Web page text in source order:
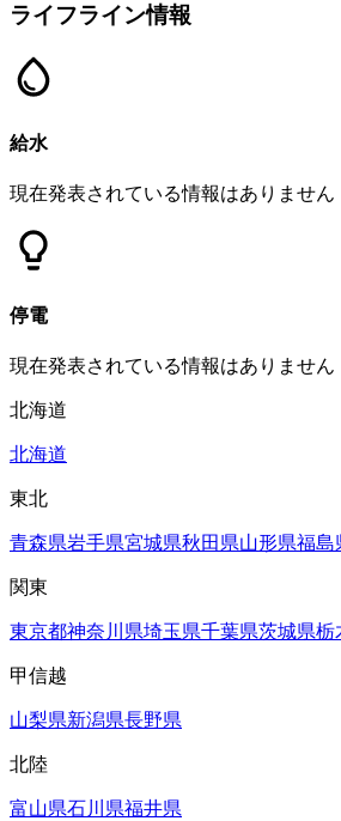
ライフライン情報
給水
現在発表されている情報はありません
停電
現在発表されている情報はありません
北海道
北海道
東北
青森県岩手県宮城県秋田県山形県福島
関東
東京都神奈川県埼玉県千葉県茨城県栃
甲信越
山梨県新潟県長野県
北陸
富山県石川県福井県